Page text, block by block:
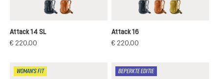
blackmocha-pecan
Attack 14 SL
€ 220,00
blackmocha-pecan
nori-kelp
Attack 16
€ 220,00
WOMAN'S FIT BEPERKTE EDITIE